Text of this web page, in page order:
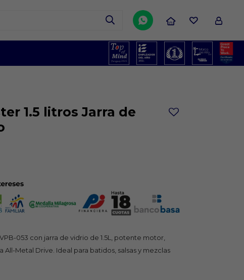

1.5 litros Jarra de
053 con jarra de vidrio de 1.5L, potente motor,
All-Metal Drive. Ideal para batidos, salsas y mezclas